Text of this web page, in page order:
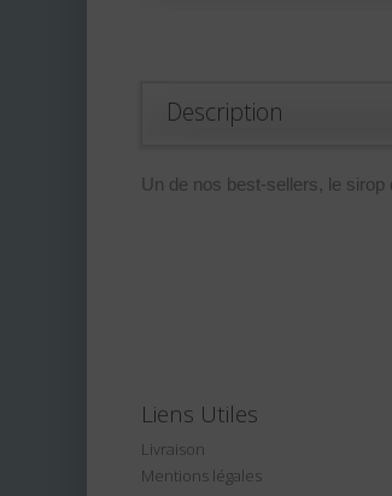
Description
Un de nos best-sellers, le sirop
Liens Utiles
Livraison
Mentions légales